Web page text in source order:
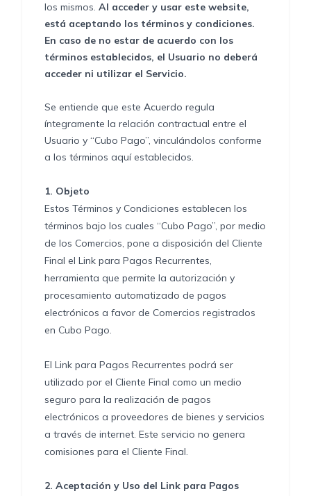
los mismos. Al acceder y usar este website,
está aceptando los términos y condiciones.
En caso de no estar de acuerdo con los
términos establecidos, el Usuario no deberá
acceder ni utilizar el Servicio.
Se entiende que este Acuerdo regula
íntegramente la relación contractual entre el
Usuario y “Cubo Pago”, vinculándolos conforme
a los términos aquí establecidos.
1. Objeto
Estos Términos y Condiciones establecen los
términos bajo los cuales “Cubo Pago”, por medio
de los Comercios, pone a disposición del Cliente
Final el Link para Pagos Recurrentes,
herramienta que permite la autorización y
procesamiento automatizado de pagos
electrónicos a favor de Comercios registrados
en Cubo Pago.
El Link para Pagos Recurrentes podrá ser
utilizado por el Cliente Final como un medio
seguro para la realización de pagos
electrónicos a proveedores de bienes y servicios
a través de internet. Este servicio no genera
comisiones para el Cliente Final.
2. Aceptación y Uso del Link para Pagos